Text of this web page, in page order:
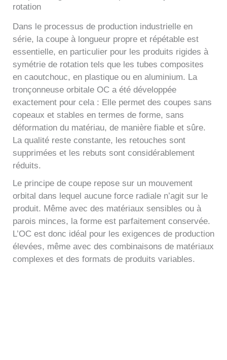
rotation
Dans le processus de production industrielle en
série, la coupe à longueur propre et répétable est
essentielle, en particulier pour les produits rigides à
symétrie de rotation tels que les tubes composites
en caoutchouc, en plastique ou en aluminium. La
tronçonneuse orbitale OC a été développée
exactement pour cela : Elle permet des coupes sans
copeaux et stables en termes de forme, sans
déformation du matériau, de manière fiable et sûre.
La qualité reste constante, les retouches sont
supprimées et les rebuts sont considérablement
réduits.
Le principe de coupe repose sur un mouvement
orbital dans lequel aucune force radiale n’agit sur le
produit. Même avec des matériaux sensibles ou à
parois minces, la forme est parfaitement conservée.
L’OC est donc idéal pour les exigences de production
élevées, même avec des combinaisons de matériaux
complexes et des formats de produits variables.